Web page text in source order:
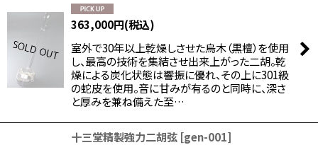
363,000円(税込)
室外で30年以上乾燥しさせた烏木（黒檀）を使用
し、最高の技術を集結させ出来上がった二胡。乾
燥による炭化状態は響振に優れ、その上に301級
の蛇皮を使用。音に甘みが有るのと同時に、深さ
と厚みを兼ね備えた至…
十三堂精製強力二胡弦 [gen-001]